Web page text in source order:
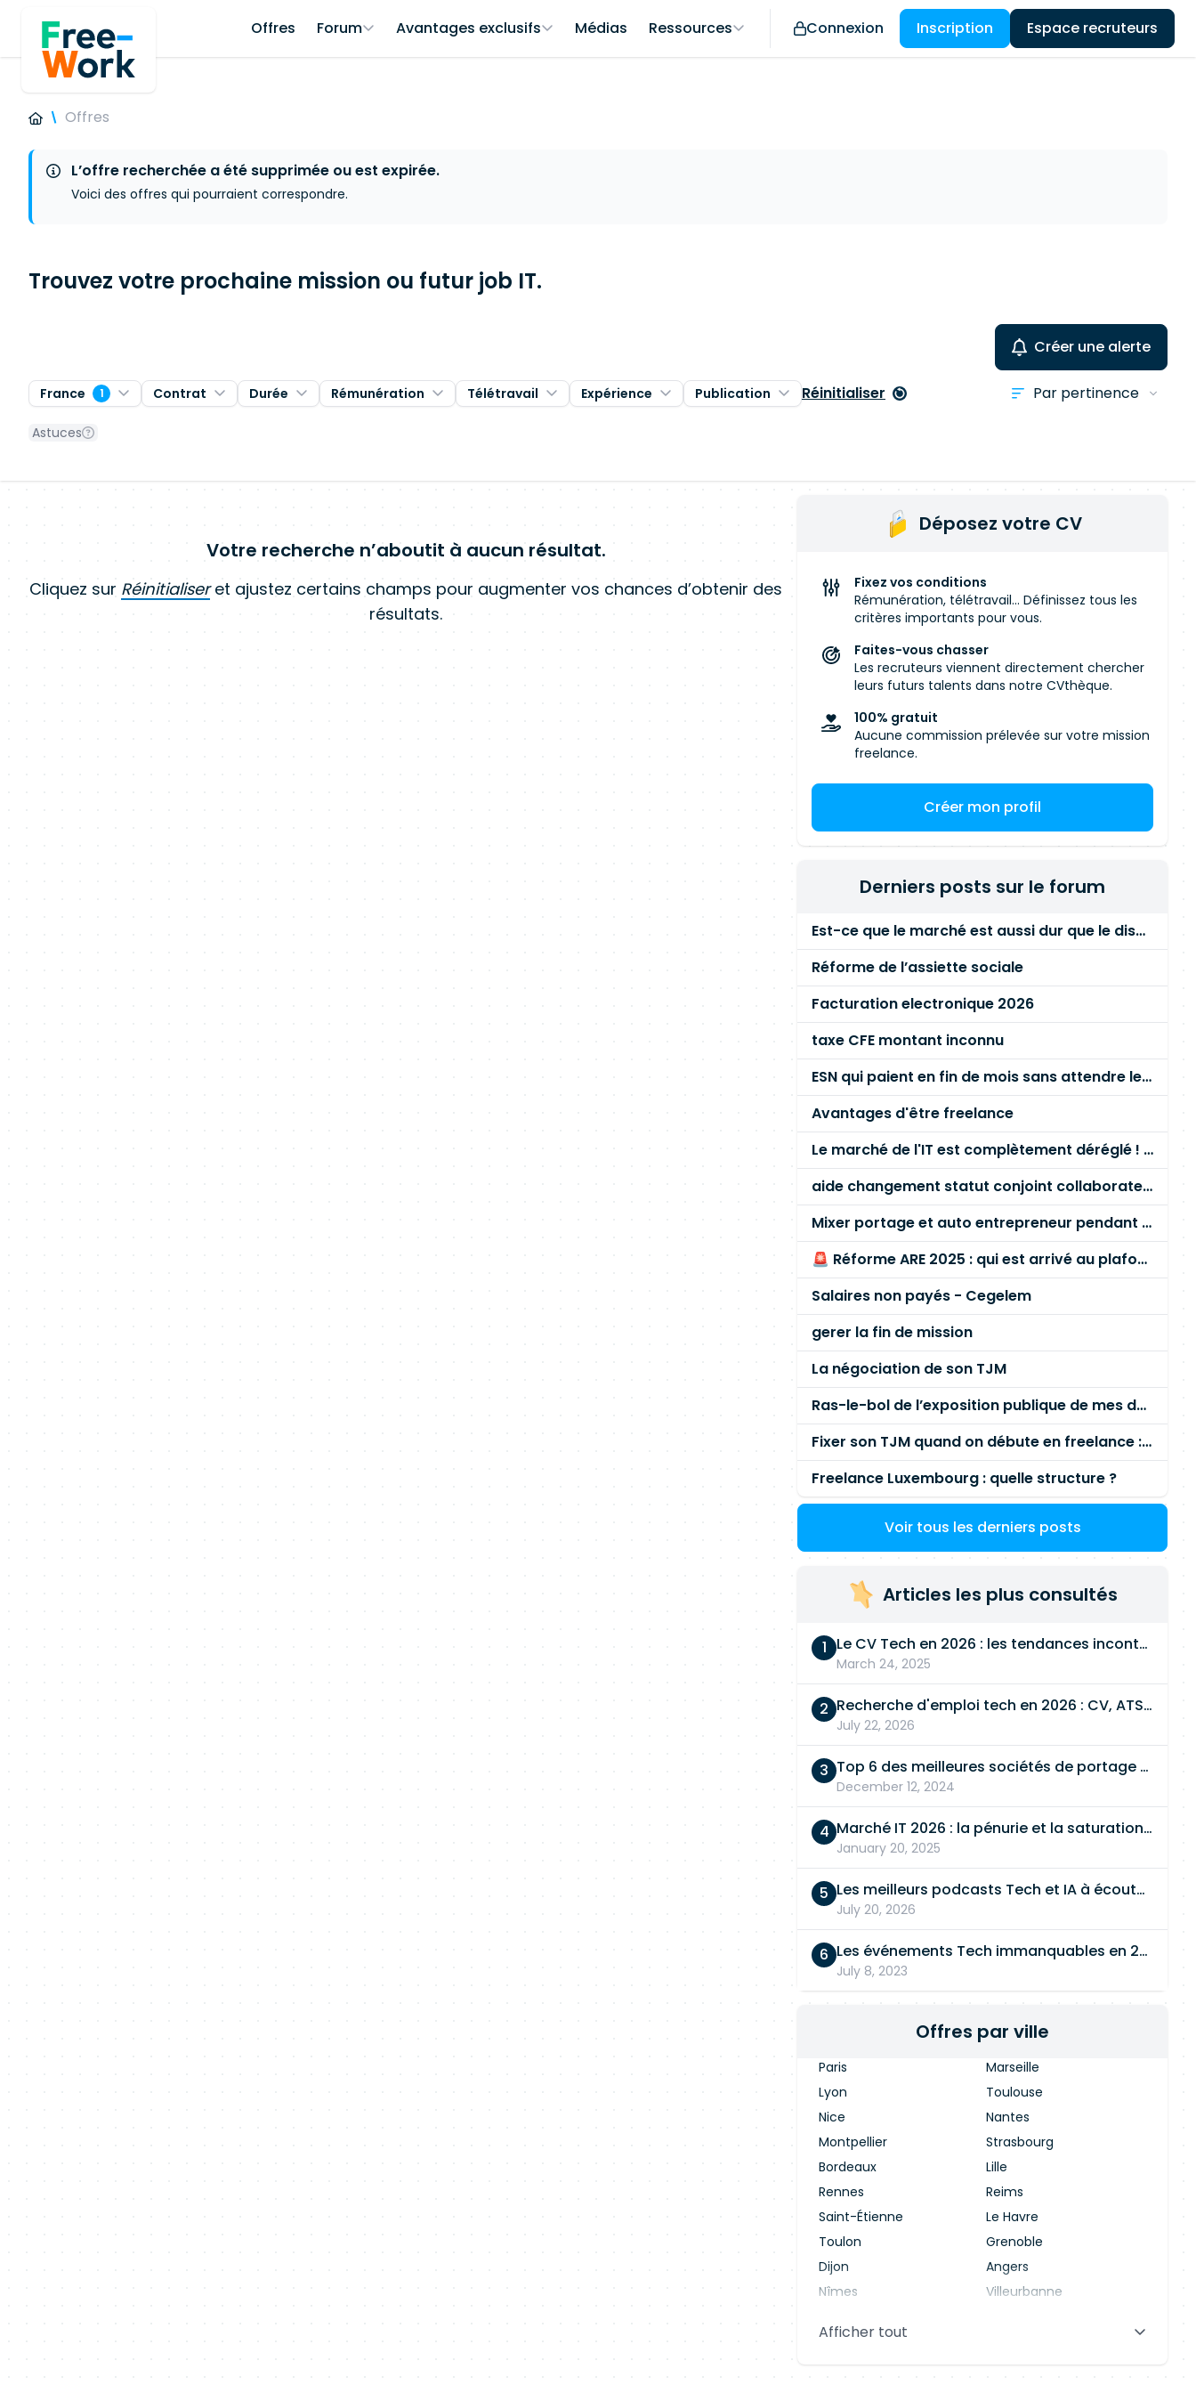
Offres Forum Avantages exclusifs Médias Ressources Connexion Inscription Espace recruteurs
Offres
L’offre recherchée a été supprimée ou est expirée.
Voici des offres qui pourraient correspondre.
Trouvez votre prochaine mission ou futur job IT.
Créer une alerte
France 1 Contrat Durée Rémunération Télétravail Expérience Publication Réinitialiser
Astuces
Votre recherche n’aboutit à aucun résultat.
Cliquez sur Réinitialiseret ajustez certains champs pour augmenter vos chances d’obtenir des
résultats.
Déposez votre CV
Fixez vos conditions
Rémunération, télétravail... Définissez tous les
critères importants pour vous.
Faites-vous chasser
Les recruteurs viennent directement chercher
leurs futurs talents dans notre CVthèque.
100% gratuit
Aucune commission prélevée sur votre mission
freelance.
Créer mon profil
Derniers posts sur le forum
Est-ce que le marché est aussi dur que le disent les commerciaux ?
Réforme de l’assiette sociale
Facturation electronique 2026
taxe CFE montant inconnu
ESN qui paient en fin de mois sans attendre le paiement client ?
Avantages d'être freelance
Le marché de l'IT est complètement déréglé ! STOP à cette mascarade ! Il faut s'unir et résister !
aide changement statut conjoint collaborateur
Mixer portage et auto entrepreneur pendant des années - quel risque ?
🚨 Réforme ARE 2025 : qui est arrivé au plafond des 60 % en gardant son entreprise ?
Salaires non payés - Cegelem
gerer la fin de mission
La négociation de son TJM
Ras-le-bol de l’exposition publique de mes données personnelles liées à mon entreprise
Fixer son TJM quand on débute en freelance : la méthode mathématique (et pas au feeling) 🛑
Freelance Luxembourg : quelle structure ?
Voir tous les derniers posts
Articles les plus consultés
Le CV Tech en 2026 : les tendances incontournables
March 24, 2025
Recherche d'emploi tech en 2026 : CV, ATS, entretien… On vous dit tout
July 22, 2026
Top 6 des meilleures sociétés de portage salarial
December 12, 2024
Marché IT 2026 : la pénurie et la saturation, en même temps
January 20, 2025
Les meilleurs podcasts Tech et IA à écouter en 2026
July 20, 2026
Les événements Tech immanquables en 2026
July 8, 2023
Offres par ville
Paris
Marseille
Lyon
Toulouse
Nice
Nantes
Montpellier
Strasbourg
Bordeaux
Lille
Rennes
Reims
Saint-Étienne
Le Havre
Toulon
Grenoble
Dijon
Angers
Nîmes
Villeurbanne
Aix-en-Provence
Afficher tout